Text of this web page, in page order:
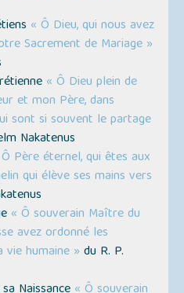
« Ô Dieu, qui nous avez
Sacrement de Mariage »
« Ô Dieu plein de
et mon Père, dans
sont si souvent le partage
Nakatenus
Père éternel, qui êtes aux
qui élève ses mains vers
« Ô souverain Maître du
avez ordonné les
humaine » du R. P.